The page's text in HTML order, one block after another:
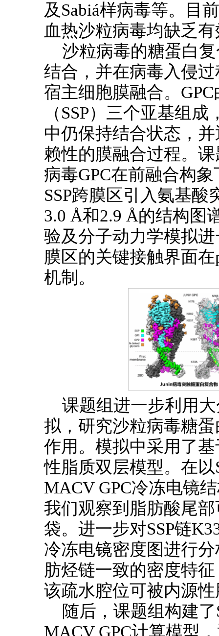
及Sabiá样病毒等。目
血热沙粒病毒均缺乏
沙粒病毒的糖蛋白
结合，并在病毒入侵
宿主细胞膜融合。
（SSP）三个亚基组
中仍保持结合状态，
赖性的膜融合过程。
病毒GPC在前融合构
SSP跨膜区引入氨基
3.0 Å和2.9 Å的结构图
验及分子动力学模拟
膜区的关键接触界面
机制。
课题组进一步利用
拟，研究沙粒病毒糖
作用。模拟中采用了
性脂质双层模型。在
MACV GPC冷冻电镜
我们观察到脂肪酸尾
袋。进一步对SSP链
冷冻电镜密度图进行
肪烃链一致的密度特
该疏水腔位可被内源
随后，课题组构建
MACV GPC计算模型